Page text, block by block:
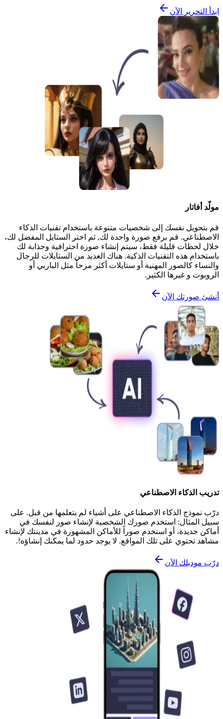
ابدأ التحرير الآن
مولّد أفاتار
قم بتحويل نفسك إلى شخصيات متنوعة باستخدام تقنيات الذكاء
الاصطناعي. قم برفع صورة واحدة لك, ثم اختر الستايل المفضل لك،
خلال لحظات قليلة فقط، سيتم إنشاء صورة احترافية وجذابة لك
باستخدام هذه التقنيات الذكية. هناك العديد من الستايلات للرجال
والنساء كالصور المهنية أو ستايلات أكثر مرحاً مثل الباربي أو
الروبوت و غيرها الكثير.
أنشئ صورتك الآن
تدريب الذكاء الاصطناعي
درّب نموذج الذكاء الاصطناعي على أشياء لم يتعلمها من قبل. على
سبيل المثال: استخدم صورك الشخصية لإنشاء صور لنفسك في
أماكن جديدة، أو استخدم صوراً للأماكن المشهورة في مدينتك لإنشاء
مشاهد تحتوي على تلك المواقع. لا يوجد حدود لما يمكنك إنشاؤه!.
درّب موديلك الآن